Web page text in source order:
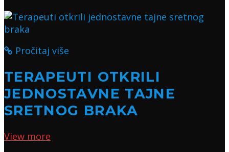
Pročitaj više
TERAPEUTI OTKRILI
JEDNOSTAVNE TAJNE
SRETNOG BRAKA
View more